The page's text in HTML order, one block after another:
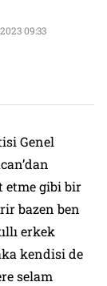
09:33
Genel
etme gibi bir
bazen ben
erkek
kendisi de
selam